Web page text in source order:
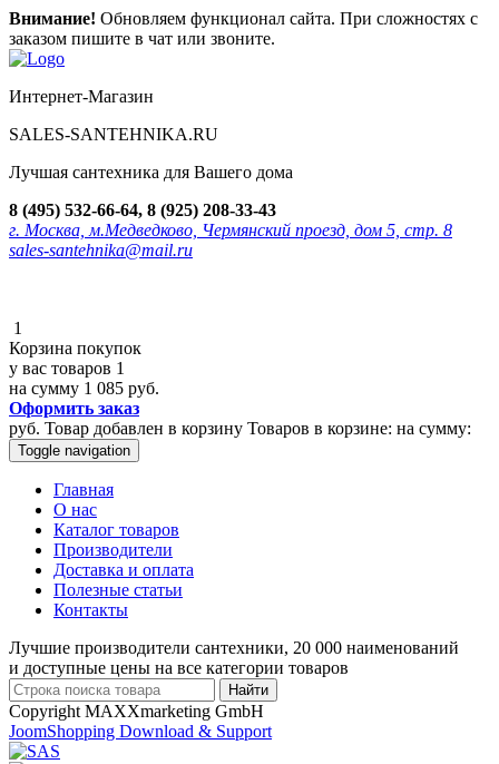
Внимание! Обновляем функционал сайта. При сложностях с
заказом пишите в чат или звоните.
Интернет-Магазин
SALES-SANTEHNIKA.RU
Лучшая сантехника для Вашего дома
8 (495) 532-66-64, 8 (925) 208-33-43
г. Москва, м.Медведково, Чермянский проезд, дом 5, стр. 8
sales-santehnika@mail.ru
1
Корзина покупок
у вас товаров 1
на сумму 1 085 руб.
Оформить заказ
руб. Товар добавлен в корзину Товаров в корзине: на сумму:
Toggle navigation
Главная
О нас
Каталог товаров
Производители
Доставка и оплата
Полезные статьи
Контакты
Лучшие производители сантехники, 20 000 наименований
и доступные цены на все категории товаров
Copyright MAXXmarketing GmbH
JoomShopping Download & Support